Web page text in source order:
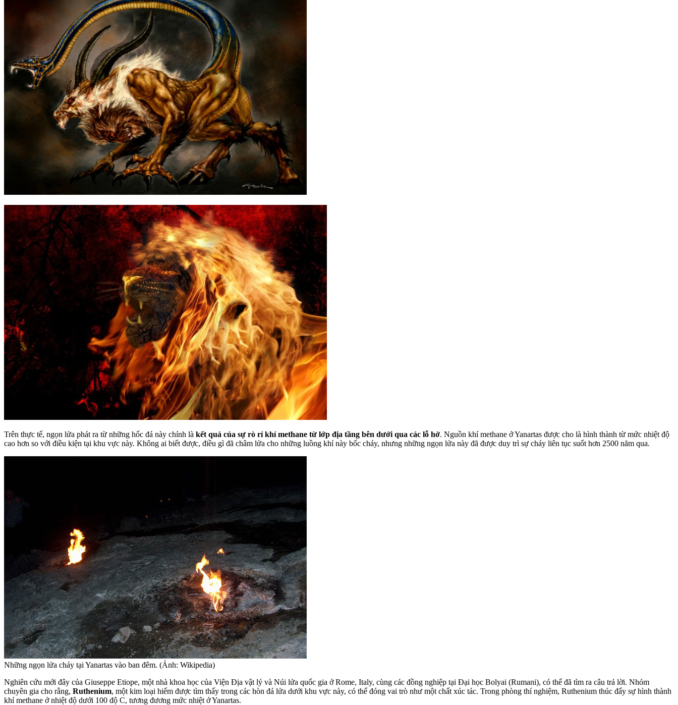
Trên thực tế, ngọn lửa phát ra từ những hốc đá này chính là kết quả của sự rò rỉ khí methane từ lớp địa tầng bên dưới qua các lỗ hở. Nguồn khí methane ở Yanartas được cho là hình thành từ mức nhiệt độ
cao hơn so với điều kiện tại khu vực này. Không ai biết được, điều gì đã châm lửa cho những luồng khí này bốc cháy, nhưng những ngọn lửa này đã được duy trì sự cháy liên tục suốt hơn 2500 năm qua.
Những ngọn lửa cháy tại Yanartas vào ban đêm. (Ảnh: Wikipedia)
Nghiên cứu mới đây của Giuseppe Etiope, một nhà khoa học của Viện Địa vật lý và Núi lửa quốc gia ở Rome, Italy, cùng các đồng nghiệp tại Đại học Bolyai (Rumani), có thể đã tìm ra câu trả lời. Nhóm
chuyên gia cho rằng, Ruthenium, một kim loại hiếm được tìm thấy trong các hòn đá lửa dưới khu vực này, có thể đóng vai trò như một chất xúc tác. Trong phòng thí nghiệm, Ruthenium thúc đẩy sự hình thành
khí methane ở nhiệt độ dưới 100 độ C, tương đương mức nhiệt ở Yanartas.